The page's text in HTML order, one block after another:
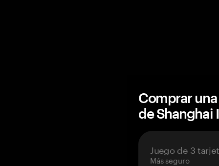
Comprar
de Shanghai
Juego de 3
Más seguro